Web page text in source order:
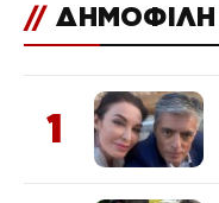
// ΔΗΜΟΦΙΛΗ
1